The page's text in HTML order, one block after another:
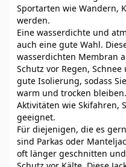
Sportarten wie Wandern,
werden.
Eine wasserdichte und
auch eine gute Wahl.
wasserdichten Membran
Schutz vor Regen,
gute Isolierung, sodass
warm und trocken
Aktivitäten wie Skifahren,
geeignet.
Für diejenigen, die es
sind Parkas oder
oft länger geschnitten